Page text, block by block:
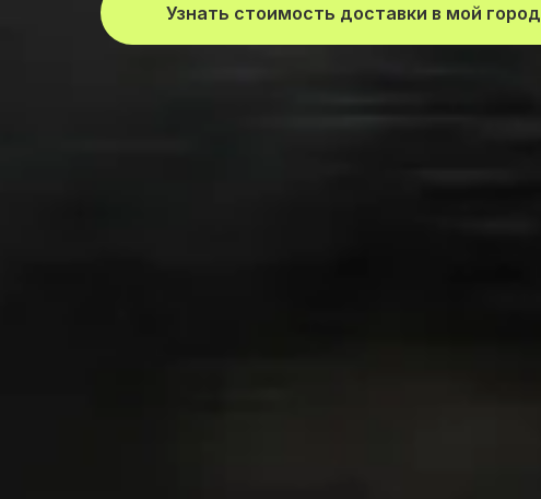
Узнать стоимость доставки в мой город